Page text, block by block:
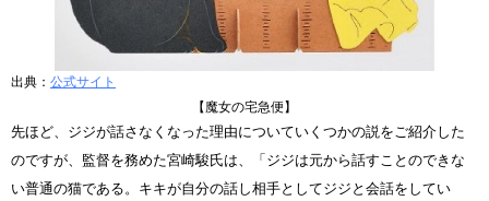
出典： 公式サイト
【魔女の宅急便】
先ほど、ジジが話さなくなった理由についていくつかの説をご紹介した
のですが、監督を務めた宮崎駿氏は、「ジジは元から話すことのできな
い普通の猫である。キキが自分の話し相手としてジジと会話をしてい